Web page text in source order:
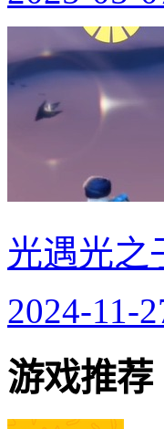
光遇光之
2024-11-
游戏推荐